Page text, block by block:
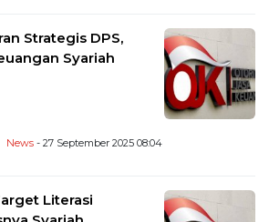
Strategis DPS,
Syariah
News - 27 September 2025 08:04
Literasi